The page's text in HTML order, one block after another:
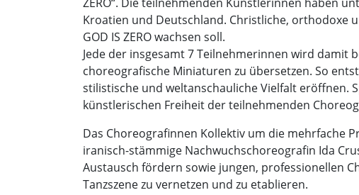
Kroatien und Deutschland. Christliche, orthodoxe
GOD IS ZERO wachsen soll.
Jede der insgesamt 7 Teilnehmerinnen wird damit
choreografische Miniaturen zu übersetzen. So
stilistische und weltanschauliche Vielfalt eröffnen.
künstlerischen Freiheit der teilnehmenden
Das Choreografinnen Kollektiv um die mehrfache
iranisch-stämmige Nachwuchschoreografin Ida
Austausch fördern sowie jungen, professionellen
Tanzszene zu vernetzen und zu etablieren.